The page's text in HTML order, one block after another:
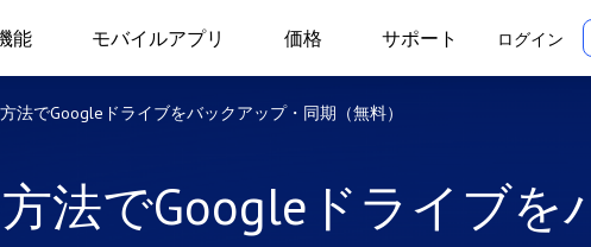
能 モバイルアプリ 価格 サポート ログイン
法でGoogleドライブをバックアップ・同期（無料）
法でGoogleドライブを